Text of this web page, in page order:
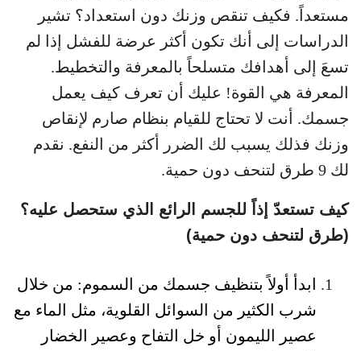
مستعداً. فكيف تنقص وزنك دون استعداد؟ تشير
الدراسات إلى أنك تكون أكثر عرضة للفشل إذا لم
تسعَ إلى أهدافك متسلحاً بالمعرفة والتخطيط.
المعرفة هي القوة! عليك أن تعرف كيف يعمل
جسمك. أنت لا تحتاج للقيام بنظام صارم لإنقاص
وزنك فذلك يسبب لك الضرر أكثر من النفع. نقدم
لك 9 طرق لتنحف دون حمية.
كيف تستعدّ إذاً للجسم الرائع الذي ستحصل عليه؟
(طرق لتنحف دون حمية)
ابدأ أولاً بتنظيف جسمك من السموم: من خلال
شرب الكثير من السوائل القلوية، مثل الماء مع
عصير الليمون أو خل التفاح وعصير الخضار